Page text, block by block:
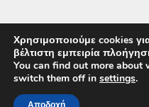
Copyright 2015 ACE Power
Χρησιμοποιούμε cookies
βέλτιστη εμπειρία
You can find out more about
switch them off in settings.